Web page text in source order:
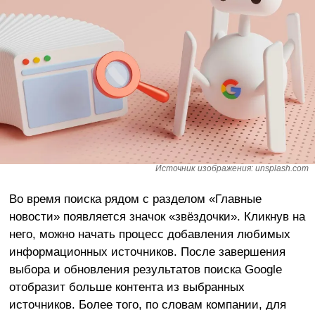
Источник изображения: unsplash.com
Во время поиска рядом с разделом «Главные
новости» появляется значок «звёздочки». Кликнув на
него, можно начать процесс добавления любимых
информационных источников. После завершения
выбора и обновления результатов поиска Google
отобразит больше контента из выбранных
источников. Более того, по словам компании, для